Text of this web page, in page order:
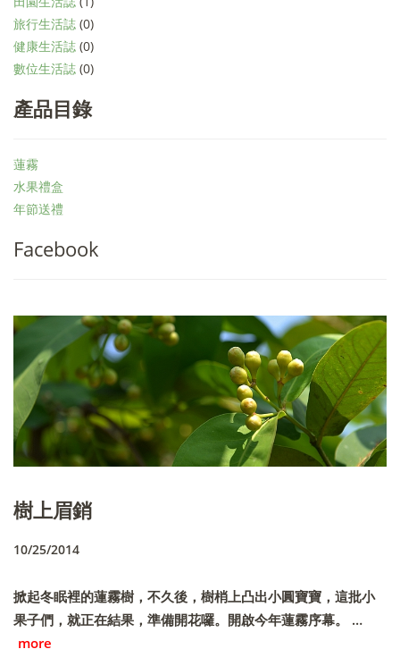
旅行生活誌 (0)
健康生活誌 (0)
數位生活誌 (0)
產品目錄
蓮霧
水果禮盒
年節送禮
Facebook
樹上眉銷
10/25/2014
掀起冬眠裡的蓮霧樹，不久後，樹梢上凸出小圓寶寶，這批小
果子們，就正在結果，準備開花囉。開啟今年蓮霧序幕。 …
more